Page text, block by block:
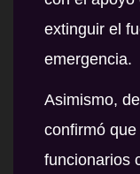
extinguir el
emergencia.
Asimismo,
confirmó
funcionarios